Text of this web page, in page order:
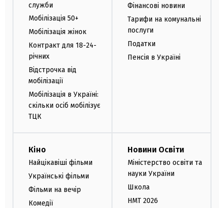
служби
Мобілізація 50+
Мобілізація жінок
Контракт для 18-24-
річних
Відстрочка від
мобілізації
Мобілізація в Україні:
скільки осіб мобілізує
ТЦК
Фінансові новини
Тарифи на комунальні
послуги
Податки
Пенсія в Україні
Кіно
Найцікавіші фільми
Українські фільми
Фільми на вечір
Комедії
Новини Освіти
Міністерство освіти та
науки України
Школа
НМТ 2026